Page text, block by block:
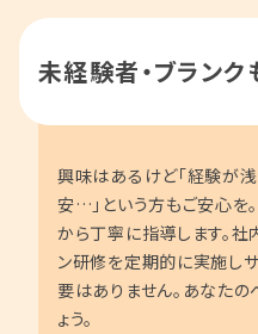
未経験者・ブランク
興味はあるけど「経験が
安…」という方もご安心を
から丁寧に指導します。社
ン研修を定期的に実施し
要はありません。あなた
ょう。